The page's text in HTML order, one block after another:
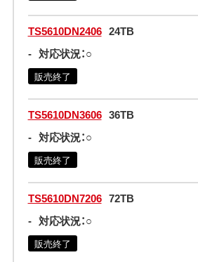
TS5610DN2406 24TB
- 対応状況：○
販売終了
TS5610DN3606 36TB
- 対応状況：○
販売終了
TS5610DN7206 72TB
- 対応状況：○
販売終了